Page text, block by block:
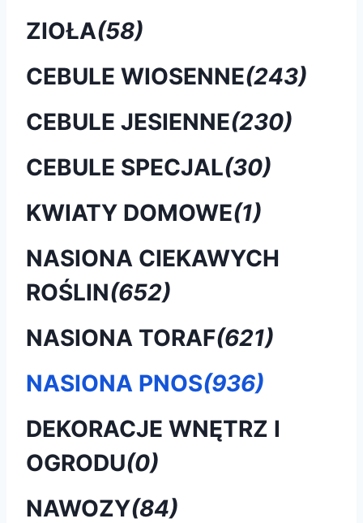
ZIOŁA(58)
CEBULE WIOSENNE(243)
CEBULE JESIENNE(230)
CEBULE SPECJAL(30)
KWIATY DOMOWE(1)
NASIONA CIEKAWYCH
ROŚLIN(652)
NASIONA TORAF(621)
NASIONA PNOS(936)
DEKORACJE WNĘTRZ I
OGRODU(0)
NAWOZY(84)